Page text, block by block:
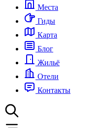
Места
Гиды
Карта
Блог
Жильё
Отели
Контакты